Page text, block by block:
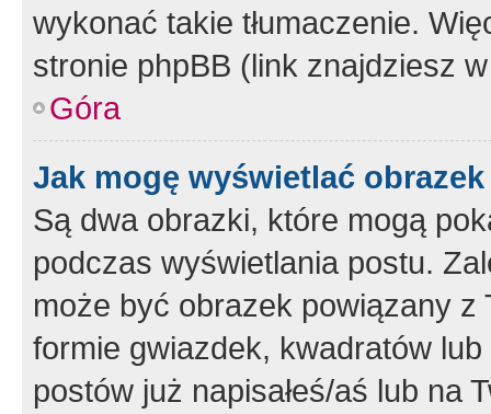
wykonać takie tłumaczenie.
stronie phpBB (link znajdziesz
Góra
Jak mogę wyświetlać
Są dwa obrazki, które mogą
podczas wyświetlania postu.
może być obrazek powiązany z
formie gwiazdek, kwadratów
postów już napisałeś/aś lub na